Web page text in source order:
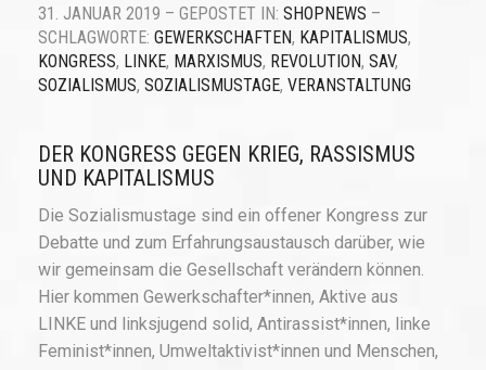
31. JANUAR 2019 – GEPOSTET IN: SHOPNEWS –
SCHLAGWORTE: GEWERKSCHAFTEN, KAPITALISMUS,
KONGRESS, LINKE, MARXISMUS, REVOLUTION, SAV,
SOZIALISMUS, SOZIALISMUSTAGE, VERANSTALTUNG
DER KONGRESS GEGEN KRIEG, RASSISMUS
UND KAPITALISMUS
Die Sozialismustage sind ein offener Kongress zur
Debatte und zum Erfahrungsaustausch darüber, wie
wir gemeinsam die Gesellschaft verändern können.
Hier kommen Gewerkschafter*innen, Aktive aus
LINKE und linksjugend solid, Antirassist*innen, linke
Feminist*innen, Umweltaktivist*innen und Menschen,